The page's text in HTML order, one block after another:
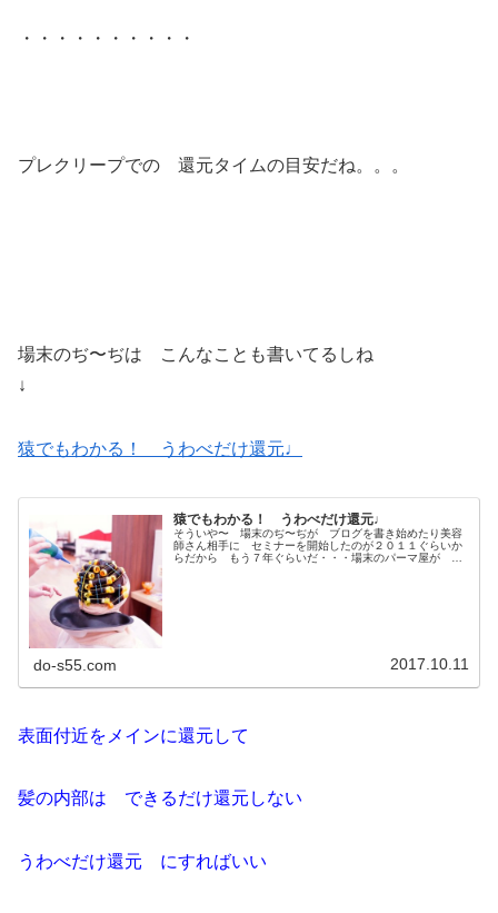
・・・・・・・・・・
プレクリープでの 還元タイムの目安だね。。。
場末のぢ〜ぢは こんなことも書いてるしね
↓
猿でもわかる！ うわべだけ還元♩
猿でもわかる！ うわべだけ還元♩
そういや〜 場末のぢ〜ぢが ブログを書き始めたり美容
師さん相手に セミナーを開始したのが２０１１ぐらいか
らだから もう７年ぐらいだ・・・場末のパーマ屋が 美
do-s55.com 2017.10.11
表面付近をメインに還元して
髪の内部は できるだけ還元しない
うわべだけ還元 にすればいい